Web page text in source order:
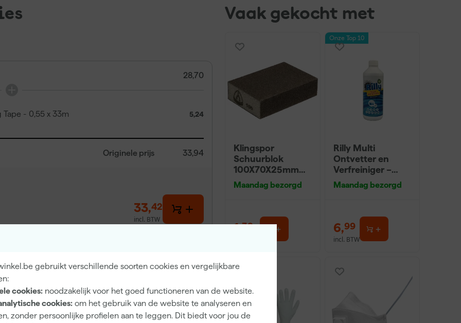
gebruikt verschillende soorten cookies en vergelijkbare
cookies: noodzakelijk voor het goed functioneren van de website.
cookies: om het gebruik van de website te analyseren en
zonder persoonlijke profielen aan te leggen. Dit biedt voor jou de
28,70
Tape - 0,55 x 33m 5,24
Originele prijs 33,94
33,42
incl. BTW
Vaak gekocht met
Klingspor
Schuurblok
100X70X25mm
Sk 500 P220
Maandag bezorgd
1,39
Onze Top 10
Rilly Multi
Ontvetter en
Verfreiniger –
0,5L
Maandag bezorgd
6,99
incl. BTW